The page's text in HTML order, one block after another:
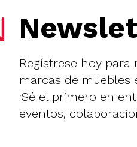
Regístrese hoy
marcas de muebles
¡Sé el primero en
eventos,